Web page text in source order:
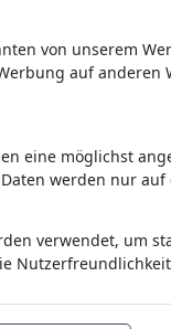
von unserem
auf
eine möglichst
werden nur
verwendet, um